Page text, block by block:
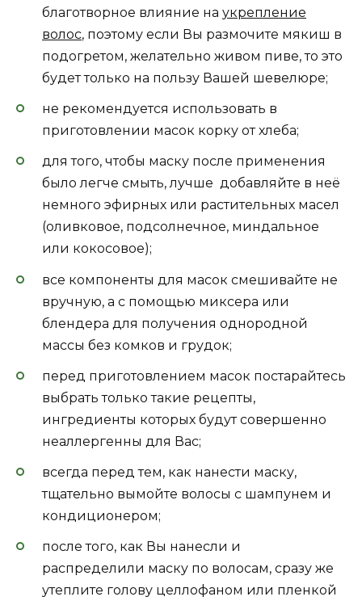
благотворное влияние на укрепление
волос, поэтому если Вы размочите мякиш в
подогретом, желательно живом пиве, то это
будет только на пользу Вашей шевелюре;
не рекомендуется использовать в
приготовлении масок корку от хлеба;
для того, чтобы маску после применения
было легче смыть, лучше добавляйте в неё
немного эфирных или растительных масел
(оливковое, подсолнечное, миндальное
или кокосовое);
все компоненты для масок смешивайте не
вручную, а с помощью миксера или
блендера для получения однородной
массы без комков и грудок;
перед приготовлением масок постарайтесь
выбрать только такие рецепты,
ингредиенты которых будут совершенно
неаллергенны для Вас;
всегда перед тем, как нанести маску,
тщательно вымойте волосы с шампунем и
кондиционером;
после того, как Вы нанесли и
распределили маску по волосам, сразу же
утеплите голову целлофаном или пленкой